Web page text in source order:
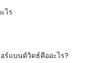
ไร
ร์แบนด์วิดธ์คืออะไร?